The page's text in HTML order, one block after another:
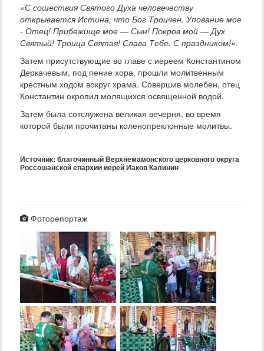
«С сошествия Святого Духа человечеству
открывается Истина, что Бог Троичен. Упование мое
- Отец! Прибежище мое — Сын! Покров мой — Дух
Святый! Троица Святая! Слава Тебе. С праздником!».
Затем присутствующие во главе с иереем Константином
Деркачевым, под пение хора, прошли молитвенным
крестным ходом вокруг храма. Совершив молебен, отец
Константин окропил молящихся освященной водой.
Затем была сотслужена великая вечерня, во время
которой были прочитаны коленопреклонные молитвы.
Источник: благочинный Верхнемамонского церковного округа
Россошанской епархии иерей Иаков Калинин
Фоторепортаж